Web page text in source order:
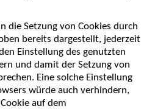
die Setzung von Cookies durch
bereits dargestellt, jederzeit
Einstellung des genutzten
und damit der Setzung von
Eine solche Einstellung
würde auch verhindern,
auf dem